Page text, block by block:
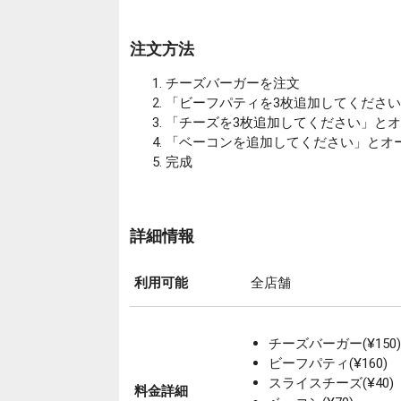
注文方法
チーズバーガーを注文
「ビーフパティを3枚追加してくださ
「チーズを3枚追加してください」と
「ベーコンを追加してください」とオ
完成
詳細情報
利用可能 全店舗
料金詳細
チーズバーガー(¥150)
ビーフパティ(¥160)
スライスチーズ(¥40)